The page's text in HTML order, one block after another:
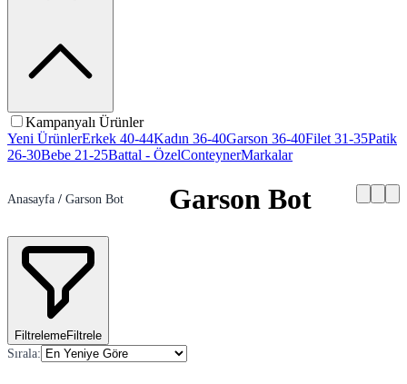
Kampanyalı Ürünler
Yeni ÜrünlerErkek 40-44Kadın 36-40Garson 36-40Filet 31-35Patik
26-30Bebe 21-25Battal - ÖzelConteynerMarkalar
Anasayfa / Garson Bot Garson Bot
FiltrelemeFiltrele
Sırala: